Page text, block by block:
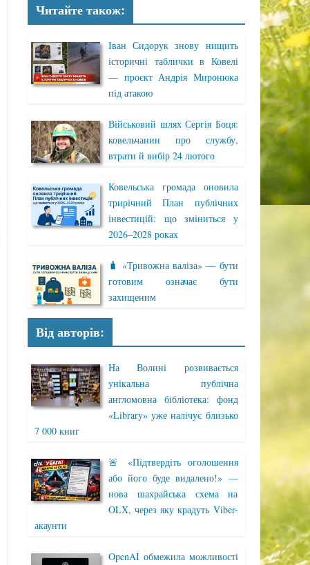
Читайте також:
Іван Сидорук знову нищить
історичні таблички в Ковелі
— проєкт Андрія Миронюка
під атакою
Військовий шлях Сергія Боця:
ковельчанин про службу,
втрати й вибір 24 лютого
Ковельська громада оновила
трирічний План публічних
інвестицій: що зміниться у
2026–2028 роках
🧳 «Тривожна валіза» — бути
готовим означає бути
захищеним
Від авторів:
На Волині розвивається
унікальна публічна
англомовна бібліотека: фонд
«Library» уже налічує близько
7 000 книг
🚨 «Підтвердіть оголошення
або його буде видалено!» —
нова шахрайська схема на
OLX, через яку крадуть Viber-
акаунти
OpenAI обмежила можливості